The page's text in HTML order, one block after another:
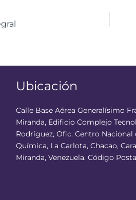
Ubicación
Calle Base Aérea Generalísimo
Miranda, Edificio Complejo
Rodríguez, Ofic. Centro Nacional
Química, La Carlota, Chacao,
Miranda, Venezuela. Código